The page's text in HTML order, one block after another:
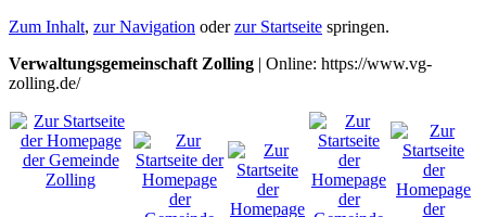
Zum Inhalt, zur Navigation oderzur Startseite springen.
Verwaltungsgemeinschaft Zolling | Online: https://www.vg-
zolling.de/